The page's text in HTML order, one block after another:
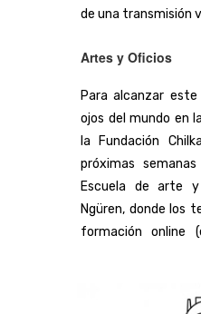
de una transmisión
Artes y Oficios
Para alcanzar
ojos del mundo en
la Fundación
próximas
Escuela de arte y
Ngüren, donde los
formación online
de establecer el